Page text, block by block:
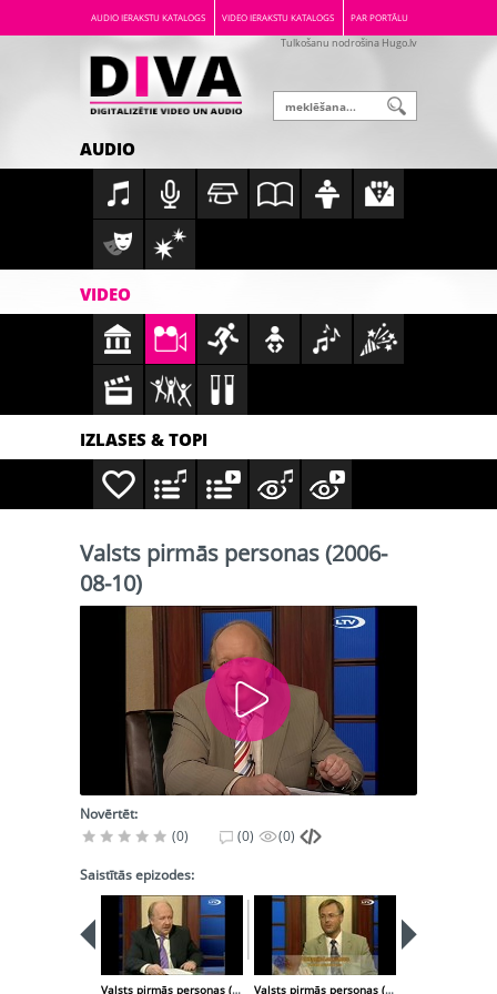
AUDIO IERAKSTU KATALOGS VIDEO IERAKSTU KATALOGS PAR PORTĀLU
Tulkošanu nodrošina Hugo.lv
AUDIO
VIDEO
IZLASES & TOPI
Valsts pirmās personas (2006-
08-10)
Novērtēt:
(0)
(0) (0)
Saistītās epizodes:
Valsts pirmās personas (2006-06-22) Valsts pirmās personas (2006-08-17)